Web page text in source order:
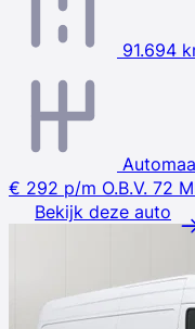
91.694
€ 292 p/m O.B.V. 72
Bekijk deze auto